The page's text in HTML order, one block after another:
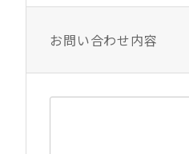
お問い合わせ内容